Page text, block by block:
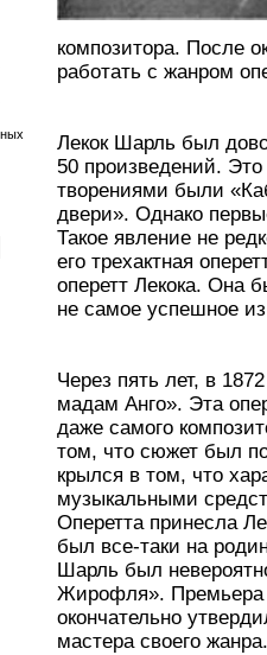
композитора. После
работать с жанром
Лекок Шарль был
50 произведений.
творениями были
двери». Однако
Такое явление не
его трехактная
оперетт Лекока. Она
не самое успешное
Через пять лет, в
мадам Анго». Эта
даже самого
том, что сюжет был
крылся в том, что
музыкальными
Оперетта принесла
был все-таки на
Шарль был
Жирофля». Премьера
окончательно
мастера своего жанра.